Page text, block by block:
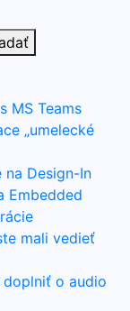
MS Teams
„umelecké
na Design-In
Embedded
mali vedieť
doplniť o audio